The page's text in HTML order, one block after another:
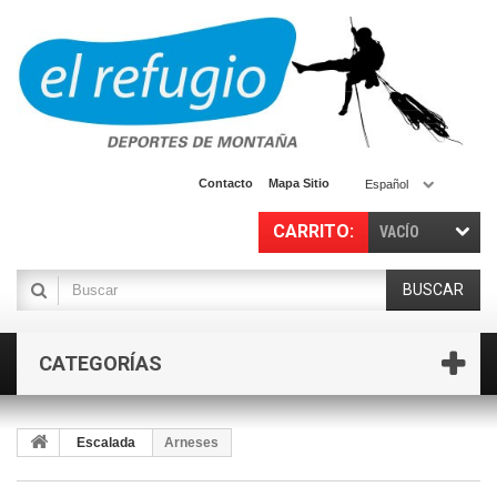
Español
Contacto Mapa Sitio
CARRITO: VACÍO
BUSCAR
CATEGORÍAS
Escalada Arneses